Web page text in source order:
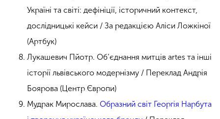
Україні та світі: дефініції, історичний контекст,
дослідницькі кейси / За редакцією Аліси Ложкіної
(Артбук)
Лукашевич Пйотр. Об’єднання митців artes та інші
історії львівського модернізму / Переклад Андрія
Боярова (Центр Європи)
Мудрак Мирослава. Образний світ Георгія Нарбута